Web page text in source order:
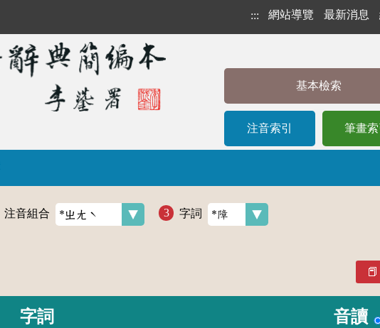
::: 網站導覽 最新消息
基本檢索
注音索引 筆畫索
注音組合 字詞
字詞 音讀